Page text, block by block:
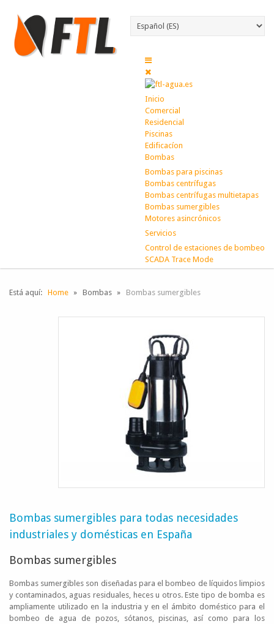
Inicio
Comercial
Residencial
Piscinas
Edificacíon
Bombas
Bombas para piscinas
Bombas centrífugas
Bombas centrífugas multietapas
Bombas sumergibles
Motores asincrónicos
Servicios
Control de estaciones de bombeo
SCADA Trace Mode
Está aquí: Home Bombas Bombas sumergibles
Bombas sumergibles para todas necesidades
industriales y domésticas en España
Bombas sumergibles
Bombas sumergibles son diseñadas para el bombeo de líquidos limpios
y contaminados, aguas residuales, heces u otros. Este tipo de bomba es
ampliamente utilizado en la industria y en el ámbito doméstico para el
bombeo de agua de pozos, sótanos, piscinas, así como para los